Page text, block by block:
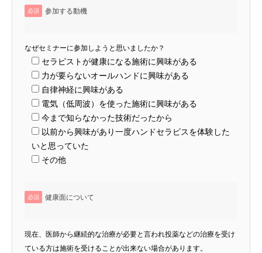
必須 参加する動機
なぜセミナーに参加しようと思いましたか？
セラピストが健康になる施術に興味がある
力が要らないオールハンドに興味がある
自律神経に興味がある
電気（低周波）を使った施術に興味がある
今まで知らなかった技術だったから
以前から興味があり一度ハンドセラピスを体験した
いと思っていた
その他
必須 健康面について
現在、医師から継続的な治療が必要と言われ投薬などの治療を受け
ている方は施術を受けることが出来ない場合があります。